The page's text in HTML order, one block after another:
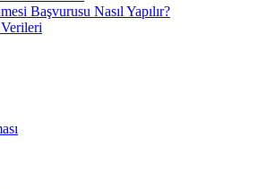
Başvurusu Nasıl Yapılır?